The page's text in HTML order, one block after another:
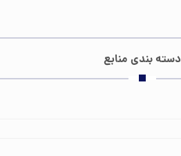
دسته‌ بندی منابع